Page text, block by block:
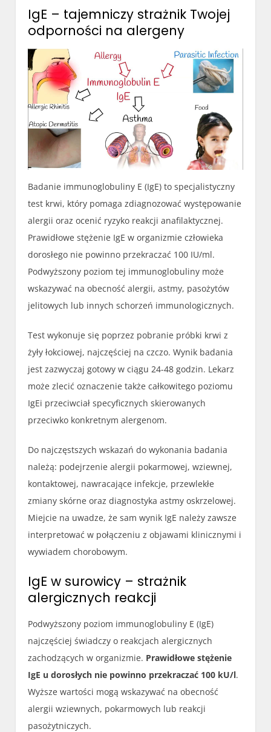
IgE – tajemniczy strażnik Twojej
odporności na alergeny
Badanie immunoglobuliny E (IgE) to specjalistyczny
test krwi, który pomaga zdiagnozować występowanie
alergii oraz ocenić ryzyko reakcji anafilaktycznej.
Prawidłowe stężenie IgE w organizmie człowieka
dorosłego nie powinno przekraczać 100 IU/ml.
Podwyższony poziom tej immunoglobuliny może
wskazywać na obecność alergii, astmy, pasożytów
jelitowych lub innych schorzeń immunologicznych.
Test wykonuje się poprzez pobranie próbki krwi z
żyły łokciowej, najczęściej na czczo. Wynik badania
jest zazwyczaj gotowy w ciągu 24-48 godzin. Lekarz
może zlecić oznaczenie także całkowitego poziomu
IgEi przeciwciał specyficznych skierowanych
przeciwko konkretnym alergenom.
Do najczęstszych wskazań do wykonania badania
należą: podejrzenie alergii pokarmowej, wziewnej,
kontaktowej, nawracające infekcje, przewlekłe
zmiany skórne oraz diagnostyka astmy oskrzelowej.
Miejcie na uwadze, że sam wynik IgE należy zawsze
interpretować w połączeniu z objawami klinicznymi i
wywiadem chorobowym.
IgE w surowicy – strażnik
alergicznych reakcji
Podwyższony poziom immunoglobuliny E (IgE)
najczęściej świadczy o reakcjach alergicznych
zachodzących w organizmie. Prawidłowe stężenie
IgE u dorosłych nie powinno przekraczać 100 kU/l.
Wyższe wartości mogą wskazywać na obecność
alergii wziewnych, pokarmowych lub reakcji
pasożytniczych.